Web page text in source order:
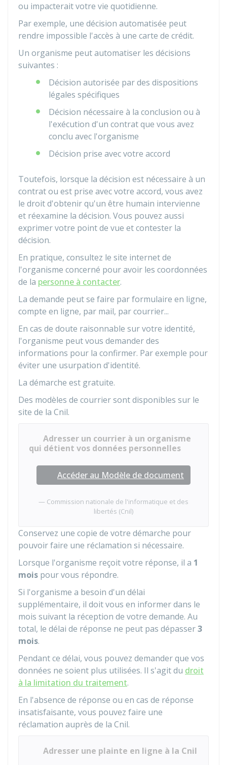
ou impacterait votre vie quotidienne.
Par exemple, une décision automatisée peut
rendre impossible l'accès à une carte de crédit.
Un organisme peut automatiser les décisions
suivantes :
Décision autorisée par des dispositions
légales spécifiques
Décision nécessaire à la conclusion ou à
l'exécution d'un contrat que vous avez
conclu avec l'organisme
Décision prise avec votre accord
Toutefois, lorsque la décision est nécessaire à un
contrat ou est prise avec votre accord, vous avez
le droit d'obtenir qu'un être humain intervienne
et réexamine la décision. Vous pouvez aussi
exprimer votre point de vue et contester la
décision.
En pratique, consultez le site internet de
l'organisme concerné pour avoir les coordonnées
de la personne à contacter.
La demande peut se faire par formulaire en ligne,
compte en ligne, par mail, par courrier...
En cas de doute raisonnable sur votre identité,
l'organisme peut vous demander des
informations pour la confirmer. Par exemple pour
éviter une usurpation d'identité.
La démarche est gratuite.
Des modèles de courrier sont disponibles sur le
site de la Cnil.
Adresser un courrier à un organisme
qui détient vos données personnelles
Accéder au Modèle de document
Commission nationale de l'informatique et des
libertés (Cnil)
Conservez une copie de votre démarche pour
pouvoir faire une réclamation si nécessaire.
Lorsque l'organisme reçoit votre réponse, il a 1
mois pour vous répondre.
Si l'organisme a besoin d'un délai
supplémentaire, il doit vous en informer dans le
mois suivant la réception de votre demande. Au
total, le délai de réponse ne peut pas dépasser3
mois.
Pendant ce délai, vous pouvez demander que vos
données ne soient plus utilisées. Il s'agit du droit
à la limitation du traitement.
En l'absence de réponse ou en cas de réponse
insatisfaisante, vous pouvez faire une
réclamation auprès de la Cnil.
Adresser une plainte en ligne à la Cnil